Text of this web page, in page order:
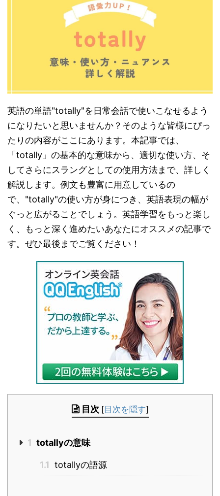
英語の単語"totally"を日常会話で使いこなせるよう
になりたいと思いませんか？そのような皆様にぴっ
たりの内容がここにあります。本記事では、
「totally」の基本的な意味から、適切な使い方、そ
してさらにスラングとしての使用方法まで、詳しく
解説します。例文も豊富に用意しているの
で、"totally"の使い方が身につき、英語表現の幅が
ぐっと広がることでしょう。英語学習をもっと楽し
く、もっと深く進めたいあなたにオススメの記事で
す。ぜひ最後までご覧ください！
目次 [目次を隠す]
1 totallyの意味
1.1 totallyの語源